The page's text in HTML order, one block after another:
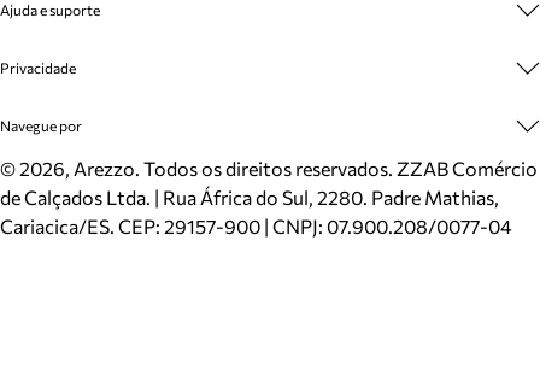
Venda Corporativa
Mapa do Site
Inverno
Mundo Arezzo
Plano de Negócio
Ajuda e suporte
Cadastro
Meus Pedidos
Trocas e Devoluções
Cartão Presente
Localizador de lojas
Privacidade
Politica e Privacidade
Navegue por
Sapatos
Bolsas
Scarpins
©2026, Arezzo. Todos os direitos reservados. ZZAB Comércio
de Calçados Ltda. | Rua África do Sul, 2280. Padre Mathias,
Cariacica/ES. CEP: 29157-900 | CNPJ: 07.900.208/0077-04